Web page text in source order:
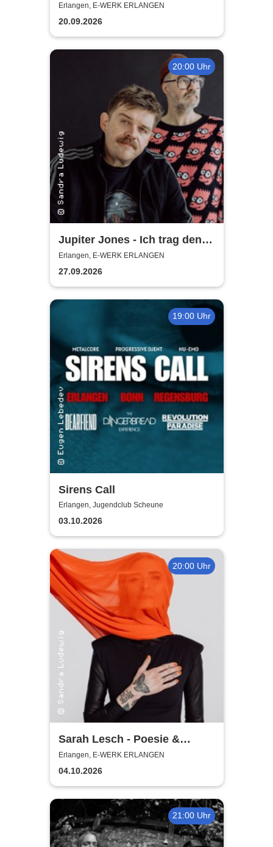
Tour 2026
Erlangen, E-WERK ERLANGEN
20.09.2026
20:00 Uhr
Jupiter Jones - Ich trag den
Sarg, Du trägst was Buntes -
Tour 2026
Erlangen, E-WERK ERLANGEN
27.09.2026
19:00 Uhr
Sirens Call
Erlangen, Jugendclub Scheune
03.10.2026
20:00 Uhr
Sarah Lesch - Poesie &
Widerstand Tour
Erlangen, E-WERK ERLANGEN
04.10.2026
21:00 Uhr